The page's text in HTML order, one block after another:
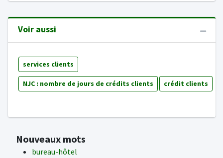
Voir aussi
services clients
NJC : nombre de jours de crédits clients crédit clients
Nouveaux mots
bureau-hôtel